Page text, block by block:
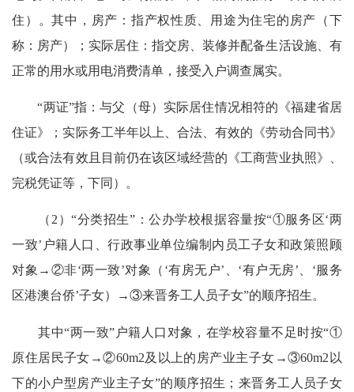
住）。其中，房产：指产权性质、用途为住宅的房产（下
称：房产）；实际居住：指交房、装修并配备生活设施、有
正常的用水或用电消费清单，接受入户调查属实。
“两证”指：与父（母）实际居住情况相符的《福建省居
住证》；实际务工半年以上、合法、有效的《劳动合同书》
（或合法有效且目前仍在该区域经营的《工商营业执照》、
完税凭证等，下同）。
（2）“分类招生”：公办学校根据容量按“①服务区‘两
一致’户籍人口、行政事业单位编制内员工子女和政策照顾
对象→②非‘两一致’对象（‘有房无户’、‘有户无房’、‘服务
区港澳台侨’子女）→③来晋务工人员子女”的顺序招生。
其中“两一致”户籍人口对象，在学校容量不足时按“①
原住居民子女→②60m2及以上的房产业主子女→③60m2以
下的小户型房产业主子女”的顺序招生；来晋务工人员子女